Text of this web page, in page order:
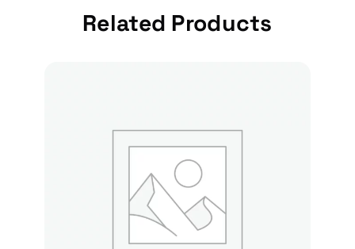
Related Products